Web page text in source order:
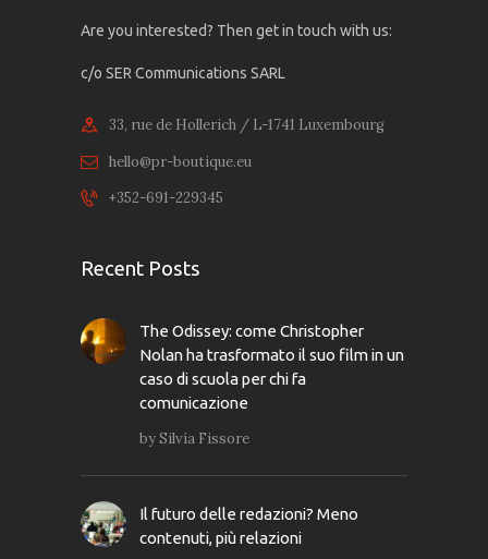
Are you interested? Then get in touch with us:
c/o SER Communications SARL
33, rue de Hollerich / L-1741 Luxembourg
hello@pr-boutique.eu
+352-691-229345
Recent Posts
The Odissey: come Christopher
Nolan ha trasformato il suo film in un
caso di scuola per chi fa
comunicazione
bySilvia Fissore
Il futuro delle redazioni? Meno
contenuti, più relazioni